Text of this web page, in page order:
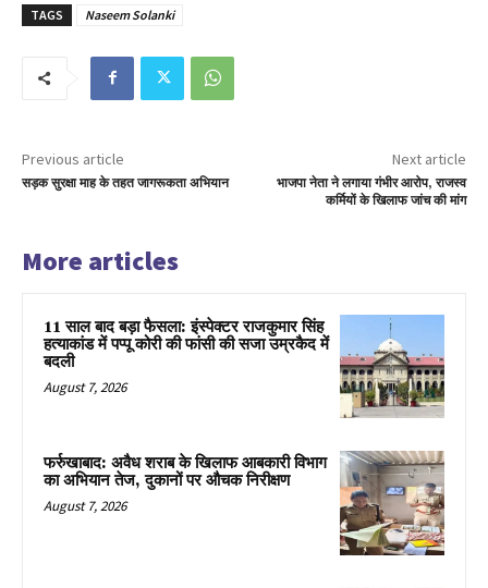
TAGS Naseem Solanki
Previous article
सड़क सुरक्षा माह के तहत जागरूकता अभियान
Next article
भाजपा नेता ने लगाया गंभीर आरोप, राजस्व
कर्मियों के खिलाफ जांच की मांग
More articles
11 साल बाद बड़ा फैसला: इंस्पेक्टर राजकुमार सिंह
हत्याकांड में पप्पू कोरी की फांसी की सजा उम्रकैद में
बदली
August 7, 2026
फर्रुखाबाद: अवैध शराब के खिलाफ आबकारी विभाग
का अभियान तेज, दुकानों पर औचक निरीक्षण
August 7, 2026